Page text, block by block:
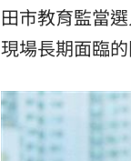
埃及知名女星涉
台灣彩券開獎直
LIVE三立+24小時
三立iNEWS新聞台
田市教育監當
現場長期面臨的